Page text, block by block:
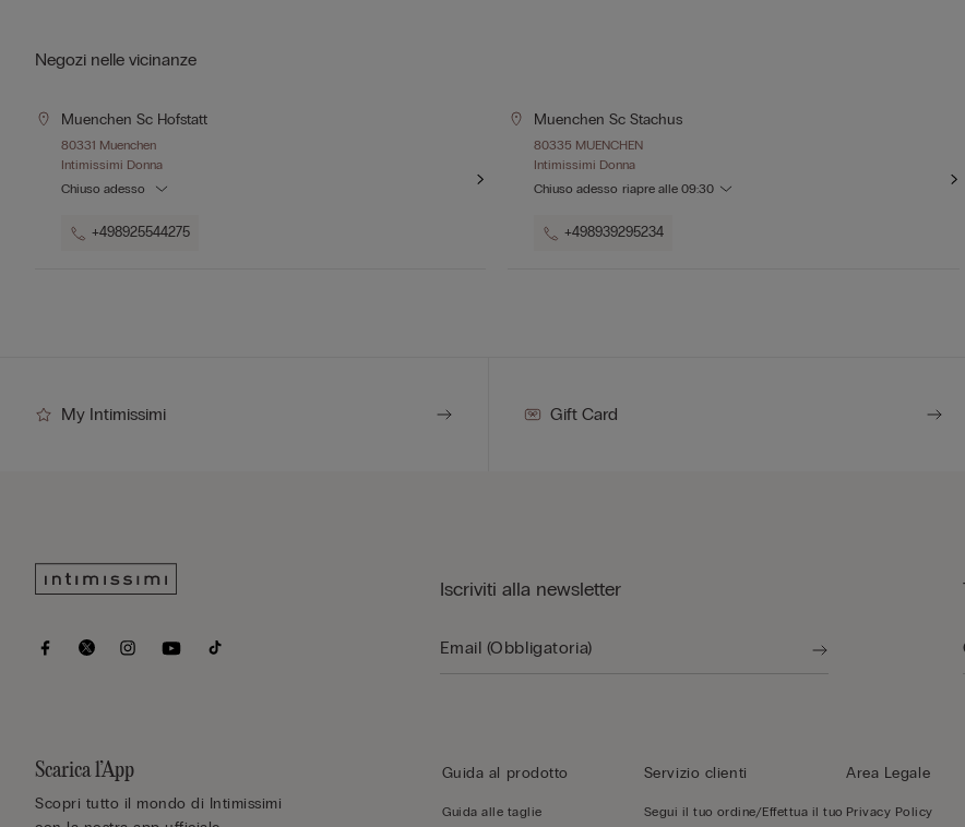
Negozi nelle vicinanze
Muenchen Sc Hofstatt
80331 Muenchen
Intimissimi Donna
Chiuso adesso
+498925544275
Muenchen Sc Stachus
80335 MUENCHEN
Intimissimi Donna
Chiuso adesso riapre alle09:30
+498939295234
My Intimissimi Gift Card
Scarica l’App
Scopri tutto il mondo di Intimissimi
Iscriviti alla newsletter
Guida al prodotto
Guida alle taglie
Servizio clienti
Segui il tuo ordine/Effettua il tuo
Area Legale
Privacy Policy